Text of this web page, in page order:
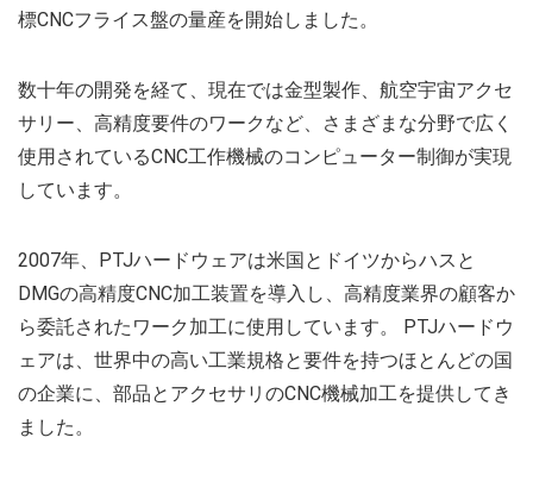
標CNCフライス盤の量産を開始しました。
数十年の開発を経て、現在では金型製作、航空宇宙アクセ
サリー、高精度要件のワークなど、さまざまな分野で広く
使用されているCNC工作機械のコンピューター制御が実現
しています。
2007年、PTJハードウェアは米国とドイツからハスと
DMGの高精度CNC加工装置を導入し、高精度業界の顧客か
ら委託されたワーク加工に使用しています。 PTJハードウ
ェアは、世界中の高い工業規格と要件を持つほとんどの国
の企業に、部品とアクセサリのCNC機械加工を提供してき
ました。